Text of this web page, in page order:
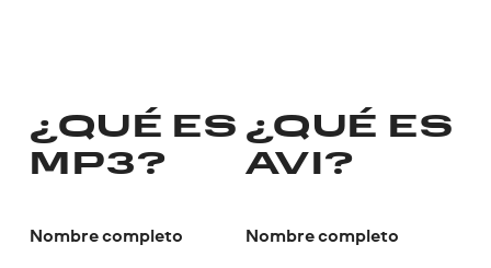
¿QUÉ ES
MP3?
Nombre completo
¿QUÉ ES
AVI?
Nombre completo